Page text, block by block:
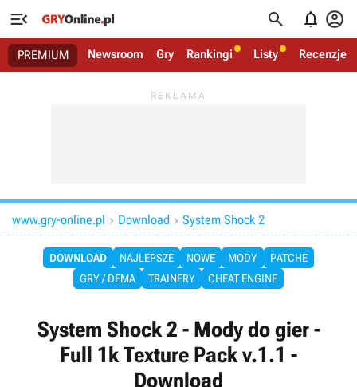
   
PREMIUM Newsroom Gry Rankingi Listy Recenzje
www.gry-online.pl  Download  System Shock 2
DOWNLOAD NAJLEPSZE NOWE MODY
PATCHE
GRY / DEMA
TRAINERY CHEAT ENGINE
System Shock 2 - Mody do gier -
Full 1k Texture Pack v.1.1 -
Download